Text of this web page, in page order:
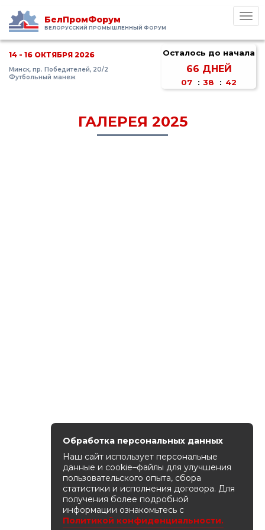
БелПромФорум
БЕЛОРУССКИЙ ПРОМЫШЛЕННЫЙ ФОРУМ
14 - 16 ОКТЯБРЯ 2026
Минск, пр. Победителей, 20/2
Футбольный манеж
Осталось до начала
66 ДНЕЙ
07 : 38 : 42
ГАЛЕРЕЯ 2025
Обработка персональных данных
Наш сайт использует персональные
данные и cookie–файлы для улучшения
пользовательского опыта, сбора
статистики и исполнения договора. Для
получения более подробной
информации ознакомьтесь с
Политикой конфиденциальности.